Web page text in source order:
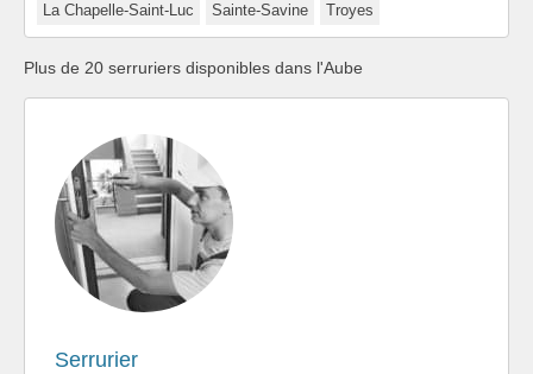
La Chapelle-Saint-Luc Sainte-Savine Troyes
Plus de 20 serruriers disponibles dans l'Aube
Serrurier